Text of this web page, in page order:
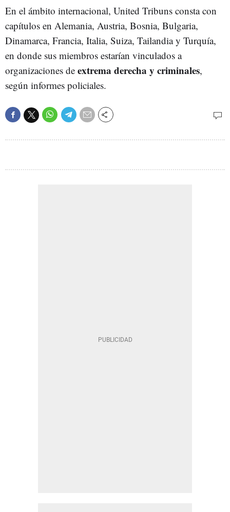
En el ámbito internacional, United Tribuns consta con
capítulos en Alemania, Austria, Bosnia, Bulgaria,
Dinamarca, Francia, Italia, Suiza, Tailandia y Turquía,
en donde sus miembros estarían vinculados a
organizaciones de extrema derecha y criminales,
según informes policiales.